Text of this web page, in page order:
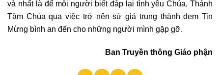
và nhất là để mỗi người biết đáp lại tình yêu Chúa, Thánh
Tâm Chúa qua việc trở nên sứ giả trung thành đem Tin
Mừng bình an đến cho những người mình gặp gỡ.
Ban Truyền thông Giáo phận